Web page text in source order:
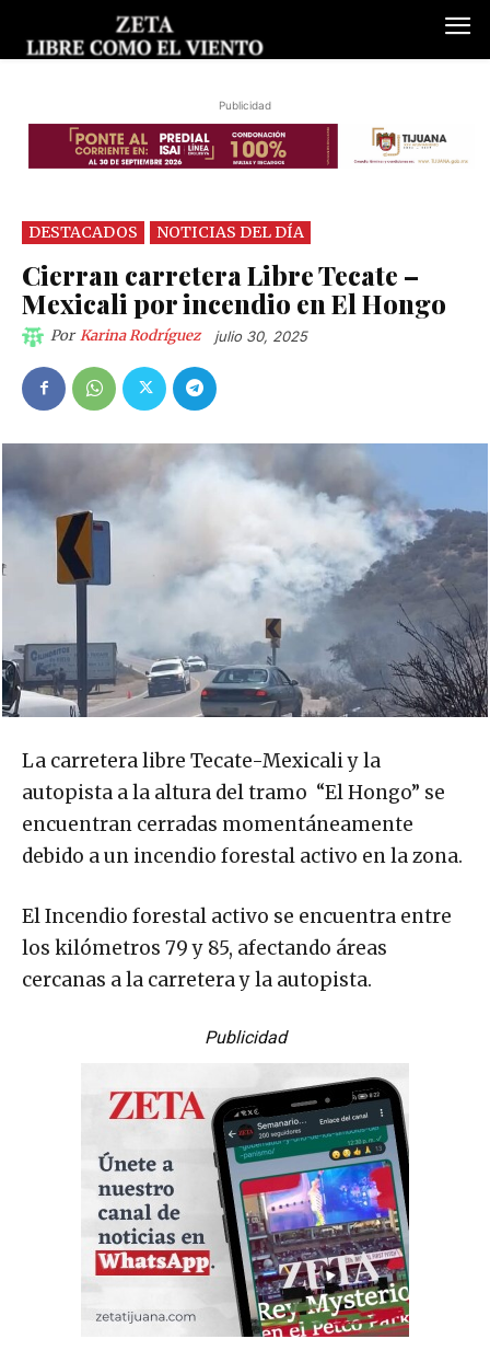
Publicidad
DESTACADOS NOTICIAS DEL DÍA
Cierran carretera Libre Tecate –
Mexicali por incendio en El Hongo
Por Karina Rodríguez julio 30, 2025
La carretera libre Tecate-Mexicali y la
autopista a la altura del tramo “El Hongo” se
encuentran cerradas momentáneamente
debido a un incendio forestal activo en la zona.
El Incendio forestal activo se encuentra entre
los kilómetros 79 y 85, afectando áreas
cercanas a la carretera y la autopista.
Publicidad